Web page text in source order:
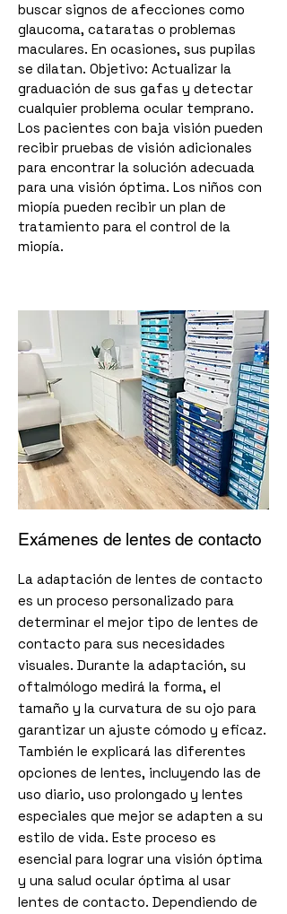
buscar signos de afecciones como
glaucoma, cataratas o problemas
maculares. En ocasiones, sus pupilas
se dilatan. Objetivo: Actualizar la
graduación de sus gafas y detectar
cualquier problema ocular temprano.
Los pacientes con baja visión pueden
recibir pruebas de visión adicionales
para encontrar la solución adecuada
para una visión óptima. Los niños con
miopía pueden recibir un plan de
tratamiento para el control de la
miopía.
Exámenes de lentes de contacto
La adaptación de lentes de contacto
es un proceso personalizado para
determinar el mejor tipo de lentes de
contacto para sus necesidades
visuales. Durante la adaptación, su
oftalmólogo medirá la forma, el
tamaño y la curvatura de su ojo para
garantizar un ajuste cómodo y eficaz.
También le explicará las diferentes
opciones de lentes, incluyendo las de
uso diario, uso prolongado y lentes
especiales que mejor se adapten a su
estilo de vida. Este proceso es
esencial para lograr una visión óptima
y una salud ocular óptima al usar
lentes de contacto. Dependiendo de